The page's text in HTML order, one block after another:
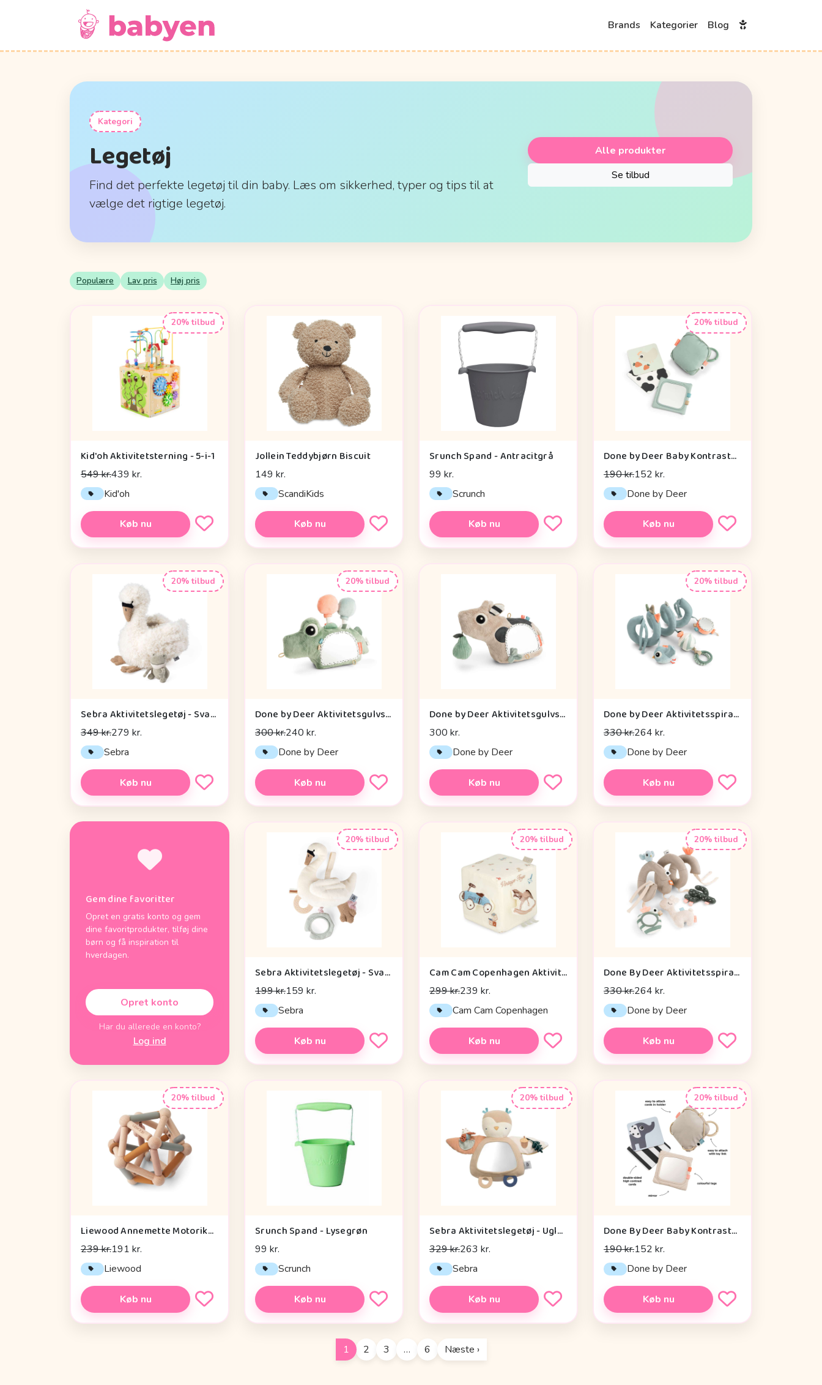
Brands Kategorier Blog
Kategori
Legetøj
Find det perfekte legetøj til din baby. Læs om sikkerhed, typer og tips til at
vælge det rigtige legetøj.
Alle produkter
Se tilbud
Populære Lav pris Høj pris
20% tilbud
Kid'oh Aktivitetsterning - 5-i-1
549 kr.439 kr.
Kid'oh
Køb nu
Jollein Teddybjørn Biscuit
149 kr.
ScandiKids
Køb nu
Srunch Spand - Antracitgrå
99 kr.
Scrunch
Køb nu
20% tilbud
Done by Deer Baby Kontrastkortholder - Tiny Farm - Grøn
190 kr.152 kr.
Done by Deer
Køb nu
20% tilbud
Sebra Aktivitetslegetøj - Svane
349 kr.279 kr.
Sebra
Køb nu
20% tilbud
Done by Deer Aktivitetsgulvspejl - Croco - Grøn
300 kr.240 kr.
Done by Deer
Køb nu
Done by Deer Aktivitetsgulvspejl - Dotti - Sand
300 kr.
Done by Deer
Køb nu
20% tilbud
Done by Deer Aktivitetsspiral - Celebration - Blå
330 kr.264 kr.
Done by Deer
Køb nu
Gem dine favoritter
Opret en gratis konto og gem
dine favoritprodukter, tilføj dine
børn og få inspiration til
hverdagen.
Opret konto
Har du allerede en konto?
Log ind
20% tilbud
Sebra Aktivitetslegetøj - Svane
199 kr.159 kr.
Sebra
Køb nu
20% tilbud
Cam Cam Copenhagen Aktivitetsterning - OCS - Vintage Toys
299 kr.239 kr.
Cam Cam Copenhagen
Køb nu
20% tilbud
Done By Deer Aktivitetsspiral - Lalee Sand
330 kr.264 kr.
Done by Deer
Køb nu
20% tilbud
Liewood Annemette Motorikbold - Mustard Multi Mix
239 kr.191 kr.
Liewood
Køb nu
Srunch Spand - Lysegrøn
99 kr.
Scrunch
Køb nu
20% tilbud
Sebra Aktivitetslegetøj - Uglen Blinky
329 kr.263 kr.
Sebra
Køb nu
20% tilbud
Done By Deer Baby Kontrastkortholder - Deer Friends - Sand
190 kr.152 kr.
Done by Deer
Køb nu
1 2 3 … 6 Næste ›